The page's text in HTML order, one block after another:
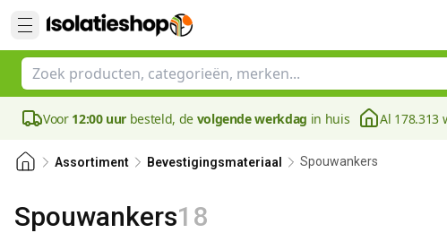
Voor 12:00 uur besteld, de volgende werkdag in huis Al 178.313
Assortiment Bevestigingsmateriaal Spouwankers
Spouwankers18